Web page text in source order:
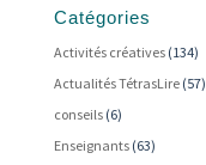
Catégories
Activités créatives(134)
Actualités TétrasLire(57)
conseils(6)
Enseignants(63)